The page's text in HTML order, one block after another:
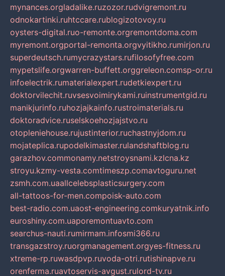
mynances.orgladalike.ruzozor.rudvigremont.ru
odnokartinki.ruhtccare.rublogizotovoy.ru
oysters-digital.ruo-remonte.orgremontdoma.com
myremont.orgportal-remonta.orgvyitikho.rumirjon.ru
superdeutsch.rumycrazystars.rufilosofyfree.com
mypetslife.orgwarren-buffett.orggreleon.comsp-or.ru
infoelectrik.rumaterialexpert.rudetkiexpert.ru
doktorvilechit.ruvsesvoimirykami.ruinstrumentgid.ru
manikjurinfo.ruhozjajkainfo.rustroimaterials.ru
doktoradvice.ruselskoehozjajstvo.ru
otopleniehouse.rujustinterior.ruchastnyjdom.ru
mojateplica.rupodelkimaster.rulandshaftblog.ru
garazhov.commonamy.netstroysnami.kzlcna.kz
stroyu.kzmy-vesta.comtimeszp.comavtoguru.net
zsmh.com.uaallcelebsplasticsurgery.com
all-tattoos-for-men.compoisk-auto.com
best-radio.com.uaost-engineering.comkuryatnik.info
euroshiny.com.uaporemontuavto.com
searchus-nauti.rumirmam.infosmi366.ru
transgazstroy.ruorgmanagement.orgyes-fitness.ru
xtreme-rp.ruwasdpvp.ruvoda-otri.rutishinapve.ru
orenferma.ruavtoservis-avgust.rulord-tv.ru